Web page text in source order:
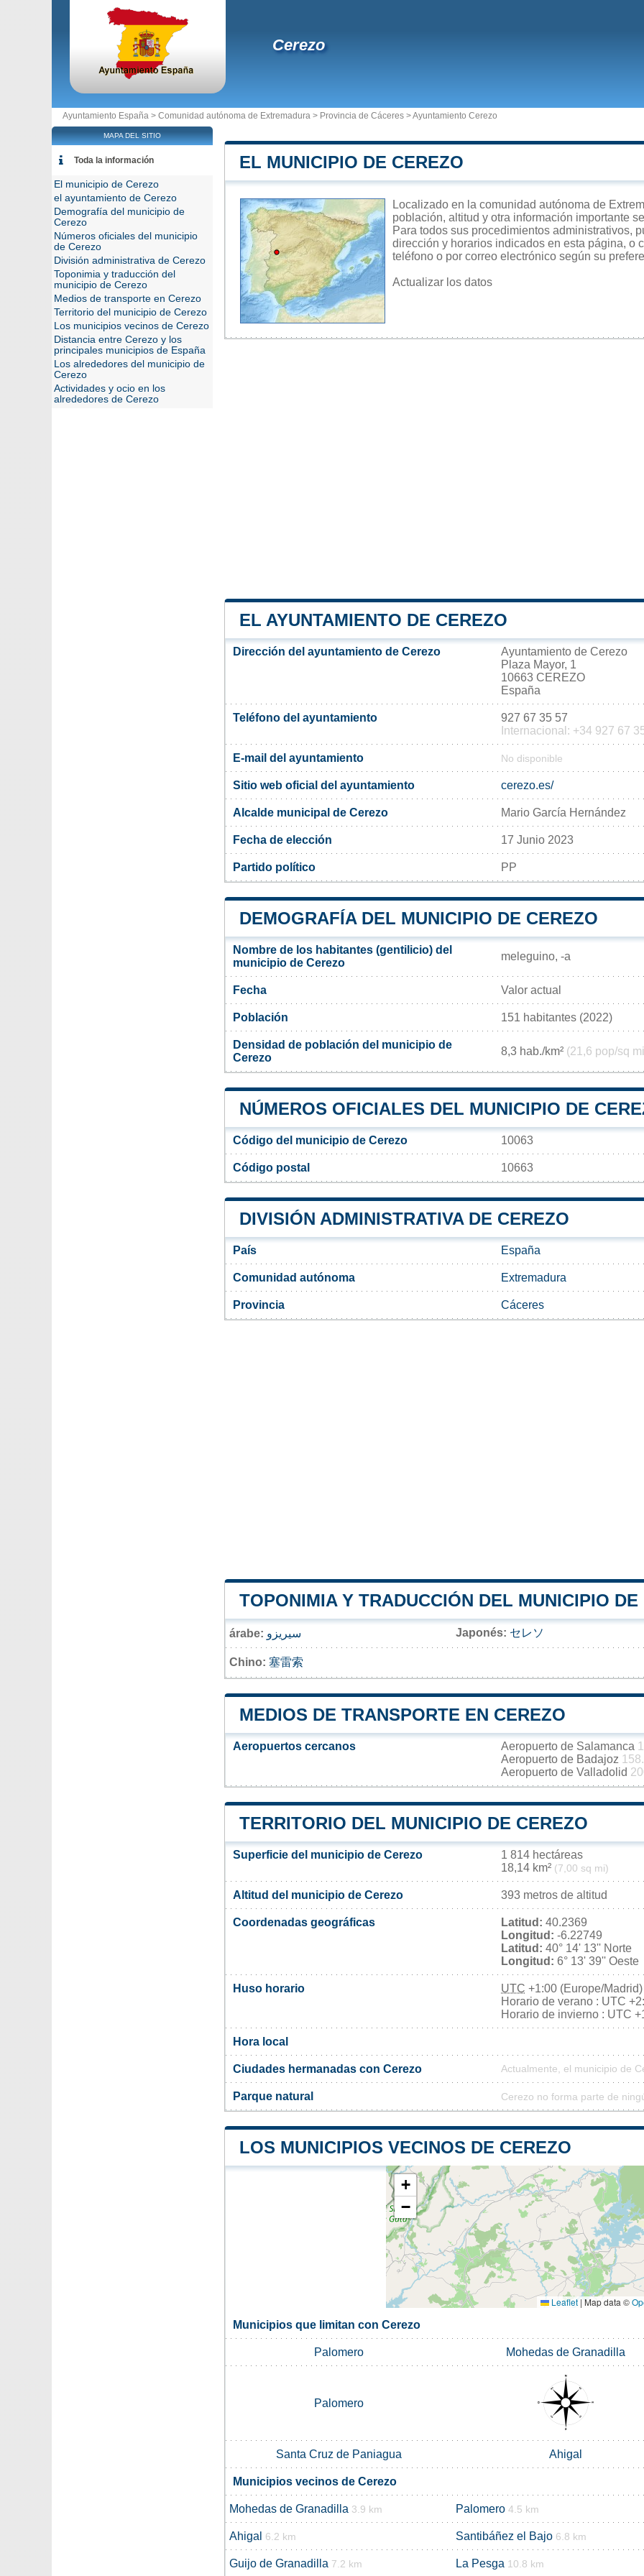
Cerezo
Ayuntamiento España > Comunidad autónoma de Extremadura > Provincia de Cáceres >Ayuntamiento Cerezo
EL MUNICIPIO DE CEREZO
Localizado en la comunidad autónoma de
población, altitud y otra información importante
Para todos sus procedimientos administrativos,
dirección y horarios indicados en esta página, o
teléfono o por correo electrónico según su
Actualizar los datos
EL AYUNTAMIENTO DE CEREZO
Dirección del ayuntamiento de Cerezo
Ayuntamiento de Cerezo
Plaza Mayor, 1
10663 CEREZO
España
Teléfono del ayuntamiento
927 67 35 57
Internacional: +34 927 67
E-mail del ayuntamiento No disponible
Sitio web oficial del ayuntamiento cerezo.es/
Alcalde municipal de Cerezo Mario García Hernández
Fecha de elección 17 Junio 2023
Partido político PP
DEMOGRAFÍA DEL MUNICIPIO DE CEREZO
Nombre de los habitantes (gentilicio) del
municipio de Cerezo
meleguino, -a
Fecha Valor actual
Población 151 habitantes (2022)
Densidad de población del municipio de
Cerezo
8,3 hab./km² (21,6 pop/sq
NÚMEROS OFICIALES DEL MUNICIPIO DE
Código del municipio de Cerezo 10063
Código postal 10663
DIVISIÓN ADMINISTRATIVA DE CEREZO
País España
Comunidad autónoma Extremadura
Provincia Cáceres
TOPONIMIA Y TRADUCCIÓN DEL MUNICIPIO DE
árabe: سيريزو Japonés: セレソ
Chino: 塞雷索
MEDIOS DE TRANSPORTE EN CEREZO
Aeropuertos cercanos Aeropuerto de Salamanca
Aeropuerto de Badajoz
Aeropuerto de Valladolid
TERRITORIO DEL MUNICIPIO DE CEREZO
Superficie del municipio de Cerezo
1 814 hectáreas
18,14 km² (7,00 sq mi)
Altitud del municipio de Cerezo 393 metros de altitud
Coordenadas geográficas Latitud: 40.2369
Longitud: -6.22749
Latitud: 40° 14' 13'' Norte
Longitud: 6° 13' 39'' Oeste
Huso horario UTC +1:00 (Europe/Madrid)
Horario de verano : UTC
Horario de invierno : UTC
Hora local
Ciudades hermanadas con Cerezo Actualmente, el municipio de
Parque natural Cerezo no forma parte de
LOS MUNICIPIOS VECINOS DE CEREZO
+
−
Leaflet | Map data ©
Municipios que limitan con Cerezo
Palomero Mohedas de Granadilla
Palomero
Santa Cruz de Paniagua Ahigal
Municipios vecinos de Cerezo
Mohedas de Granadilla 3.9 km Palomero 4.5 km
Ahigal 6.2 km Santibáñez el Bajo 6.8 km
Guijo de Granadilla 7.2 km La Pesga 10.8 km
MAPA DEL SITIO
Toda la información
El municipio de Cerezo
el ayuntamiento de Cerezo
Demografía del municipio de
Cerezo
Números oficiales del municipio
de Cerezo
División administrativa de Cerezo
Toponimia y traducción del
municipio de Cerezo
Medios de transporte en Cerezo
Territorio del municipio de Cerezo
Los municipios vecinos de Cerezo
Distancia entre Cerezo y los
principales municipios de España
Los alrededores del municipio de
Cerezo
Actividades y ocio en los
alrededores de Cerezo